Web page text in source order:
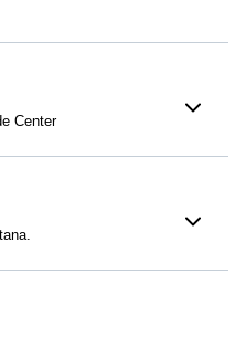
Center